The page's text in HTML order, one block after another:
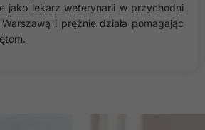
jako lekarz weterynarii w przychodni
i prężnie działa pomagając
podczas
odwiedzania naszej